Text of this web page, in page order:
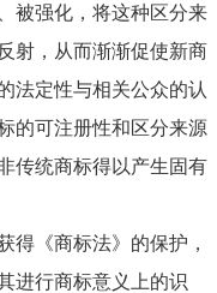
被强化，将这种区分来
射，从而渐渐促使新商
法定性与相关公众的认
的可注册性和区分来源
传统商标得以产生固有
《商标法》的保护，
进行商标意义上的识